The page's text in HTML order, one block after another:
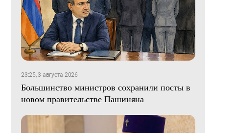
23:25, 3 августа 2026
Большинство министров сохранили посты в
новом правительстве Пашиняна